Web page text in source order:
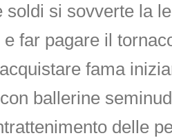
soldi si sovverte la
far pagare il
fama
ballerine
delle